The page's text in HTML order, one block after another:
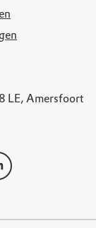
LE, Amersfoort